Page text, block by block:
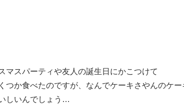
マスパーティや友人の誕生日にかこつけて
つか食べたのですが、なんでケーキさやんのケー
しいんでしょう…